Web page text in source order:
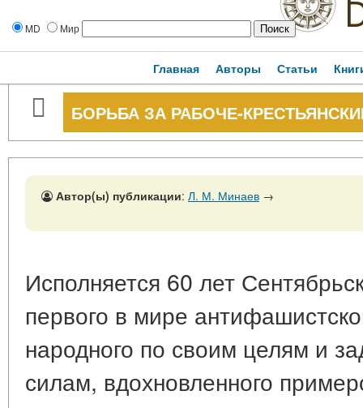
MD Мир
Главная Авторы Статьи
БОРЬБА ЗА РАБОЧЕ-
Автор(ы) публикации: Л. М. Минаев →
Исполняется 60 лет
первого в мире
народного по своим целям и
силам, вдохновленного